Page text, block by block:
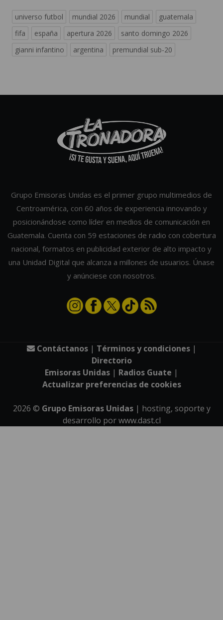
universo futbol mundial 2026 mundial
guatemala
fifa
españa apertura 2026
santo domingo 2026
gianni infantino
argentina premundial sub-20
Grupo Emisoras Unidas es el primer grupo multimedios de
Centroamérica, con 60 años de experiencia innovando y
posicionándose como líder en medios de comunicación en
Guatemala. Cuenta con 59 estaciones de radio con cobertura
nacional, formatos en publicidad exterior de alto impacto y
una Unidad Digital que alcanza a millones de usuarios. Únase
y anúnciese con nosotros.
Contáctanos| Términos y condiciones|
Directorio
Emisoras Unidas | Radios Guate |
Actualizar preferencias de cookies
2026 © Grupo Emisoras Unidas| hosting, soporte y
desarrollo porwww.dast.cl